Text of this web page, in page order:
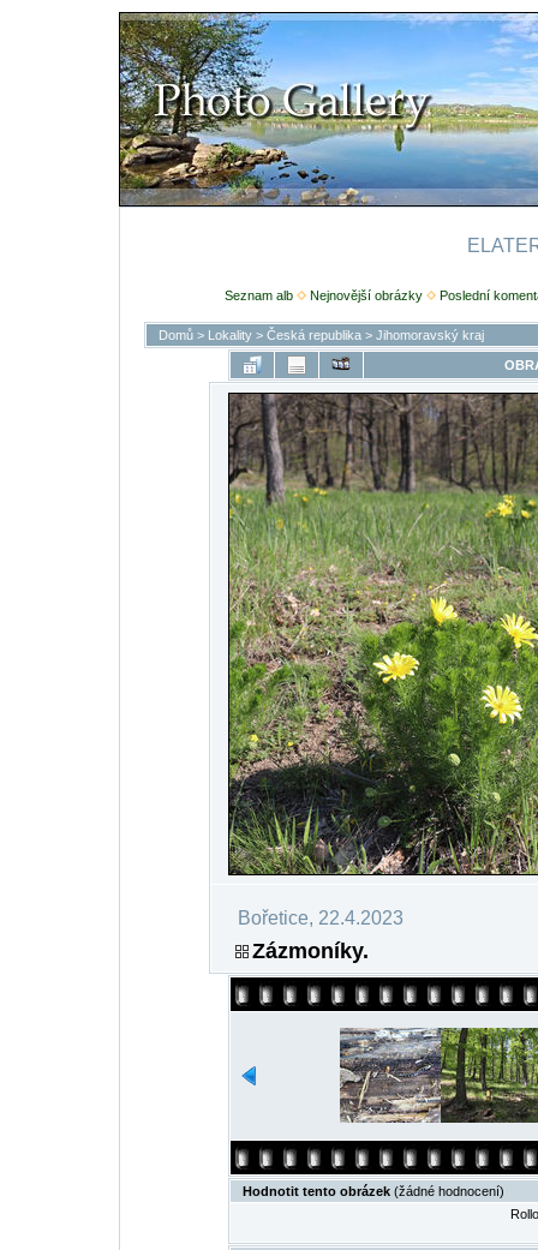
Seznam alb Nejnovější obrázky Poslední
Domů> Lokality> Česká republika> Jihomoravský kraj
Bořetice, 22.4.2023
Zázmoníky.
Hodnotit tento obrázek (žádné hodnocení)